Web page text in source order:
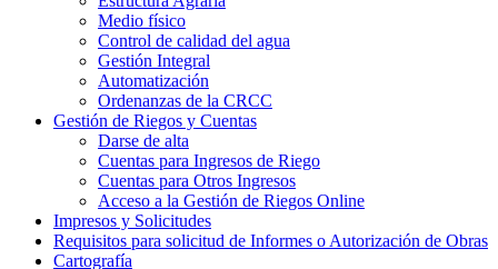
Medio físico
Control de calidad del agua
Gestión Integral
Automatización
Ordenanzas de la CRCC
Gestión de Riegos y Cuentas
Darse de alta
Cuentas para Ingresos de Riego
Cuentas para Otros Ingresos
Acceso a la Gestión de Riegos Online
Impresos y Solicitudes
Requisitos para solicitud de Informes o Autorización de Obras
Cartografía